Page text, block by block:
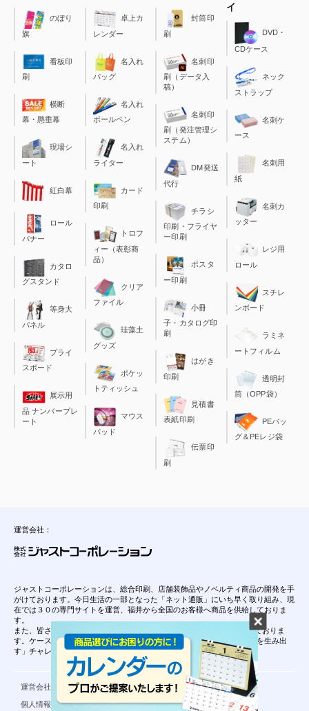
のぼり
旗
看板印
刷
横断
幕・懸垂幕
現場シ
ート
紅白幕
ロール
バナー
カタロ
グスタンド
等身大
パネル
プライ
スボード
展示用
品 ナンバープレ
ート
卓上カ
レンダー
名入れ
バッグ
名入れ
ボールペン
名入れ
ライター
カード
印刷
トロフ
ィー（表彰商
品）
クリア
ファイル
珪藻土
グッズ
ポケッ
トティッシュ
マウス
パッド
封筒印
刷
名刺印
刷（データ入
稿）
名刺印
刷（発注管理シ
ステム）
DM発送
代行
チラシ
印刷・フライヤ
ー印刷
ポスタ
ー印刷
小冊
子・カタログ印
刷
はがき
印刷
見積書
表紙印刷
伝票印
刷
イ
DVD・
CDケース
ネック
ストラップ
名刺ケ
ース
名刺用
紙
名刺カ
ッター
レジ用
ロール
スチレ
ンボード
ラミネ
ートフィルム
透明封
筒（OPP袋）
PEバッ
グ＆PEレジ袋
運営会社：
ジャストコーポレーションは、総合印刷、店舗装飾品やノベルティ商品の開発を手
がけております。今日生活の一部となった「ネット通販」にいち早く取り組み、現
在では３０の専門サイトを運営、福井から全国のお客様へ商品を供給しておりま
す。
また、皆さんご存知の”レンタルケース”は、当社が開発し特許を保持しておりま
す。ケースの開発が様々な事業展開をするきっかけとなり、「０から１を生み出
す」チャレンジ精神は、当社の理念となっております。
運営会社について
個人情報保護方針
ご利用規約
特定商取引法に基づく表記